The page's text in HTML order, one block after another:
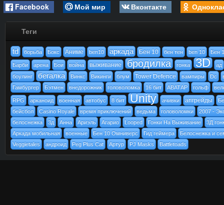
Facebook Мой мир Вконтакте
Теги
td борьба Бокс Аниме ben10 аркада Бен 10 бен тен ben 10 Бен
Барби арена Бои война выживание бродилка гонка 3D
ад
боулинг
бегалка Винкс Викинги блум Tower Defence вампиры Dc
Гамбургер
Бэтмен внедорожник головоломка 16 бит АВАТАР гольф
RPG арканоид военная автобус 8 бит Unity ачивки апгрейды
бейсбол
Casino Royale время приключений ведьма головоломки
2007 -
белоснежка
3д Анна Ариэль Агарио Looped Гонки На Выживание
3Д
Аркада мобильная
военные Бен 10 Омниверс Гид геймера
Белоснежка и
Veggietales
андроид Peg Plus Cat Артур PJ Masks Battletoads